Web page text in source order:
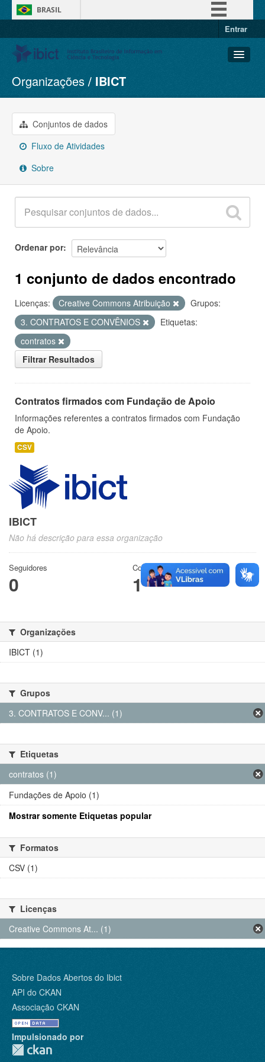
BRASIL
Entrar
Conjuntos de dados
Organizações
Grupos
Sobre
Organizações IBICT
Conjuntos de dados
Fluxo de Atividades
Sobre
Ordenar por
1 conjunto de dados encontrado
Licenças: Creative Commons Atribuição
Grupos:
3. CONTRATOS E CONVÊNIOS
Etiquetas:
contratos
Filtrar Resultados
Contratos firmados com Fundação de Apoio
Informações referentes a contratos firmados com Fundação
de Apoio.
CSV
IBICT
Não há descrição para essa organização
Seguidores
0
Conjuntos de dados
1
Organizações
IBICT (1)
Grupos
3. CONTRATOS E CONV... (1)
Etiquetas
contratos (1)
Fundações de Apoio (1)
Mostrar somente Etiquetas popular
Formatos
CSV (1)
Licenças
Creative Commons At... (1)
Sobre Dados Abertos do Ibict
API do CKAN
Associação CKAN
Impulsionado por